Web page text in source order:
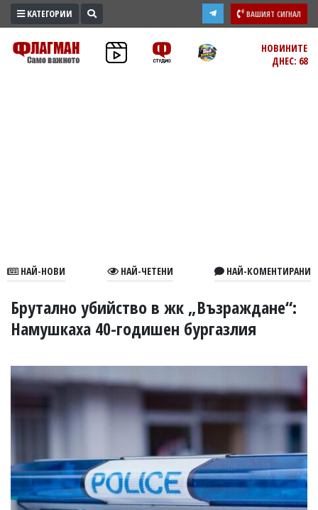
ПРОМО
ЗОНА
В
УКРАЙНА
РАЗСЛЕДВАНЕ
БИЗНЕС
Веселин
Василев,
email:
v.vasilev@flagman.bg
КАТЕГОРИИ ВАШИЯТ СИГНАЛ
НОВИНИТЕ
ДНЕС: 68
НАЙ-НОВИ НАЙ-ЧЕТЕНИ НАЙ-КОМЕНТИРАНИ
Брутално убийство в жк „Възраждане“:
Намушкаха 40-годишен бургазлия